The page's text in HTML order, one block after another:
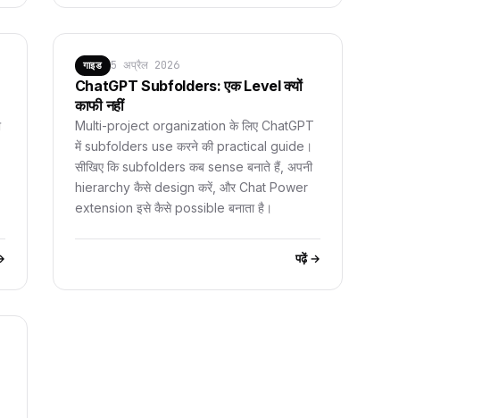
गाइड 5 अप्रैल 2026
ChatGPT Subfolders: एक Level क्यों
काफी नहीं
Multi-project organization के लिए ChatGPT
में subfolders use करने की practical guide।
सीखिए कि subfolders कब sense बनाते हैं, अपनी
hierarchy कैसे design करें, और Chat Power
extension इसे कैसे possible बनाता है।
पढ़ें →